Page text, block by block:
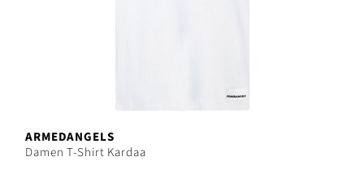
ARMEDANGELS
Damen T-Shirt Kardaa